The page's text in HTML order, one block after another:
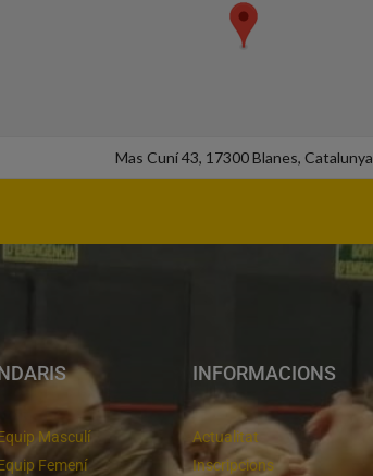
Mas Cuní 43, 17300 Blanes, Catalunya
Masculí
Femení
INFORMACIONS
Actualitat
Inscripcions